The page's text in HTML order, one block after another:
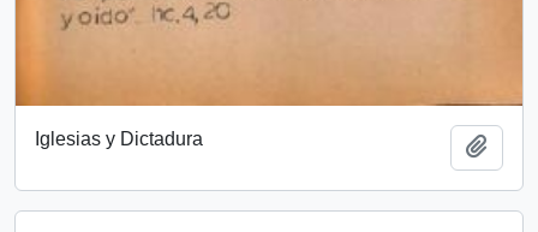
Iglesias y Dictadura